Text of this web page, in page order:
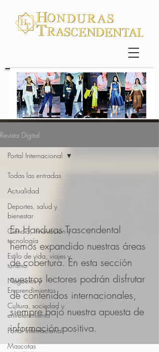
Revista Digital
Todas las entradas
Actualidad
Deportes, salud y
bienestar
Ciencia, Innovacion y
tecnología
Estilo de vida, viajes y
turismo
Negocios y
Emprendimientos
Cultura, sociedad y
entretenimiento
Portal Internacional
Mascotas
Portal Internacional
En Honduras Trascendental
hemos expandido nuestras áreas
de cobertura. En esta sección
nuestros lectores podrán disfrutar
de contenidos internacionales,
siempre bajo nuestra apuesta de
información positiva.